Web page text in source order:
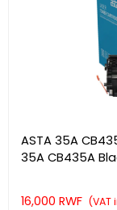
ASTA 35A
35A CB435A
16,000 RWF (VAT